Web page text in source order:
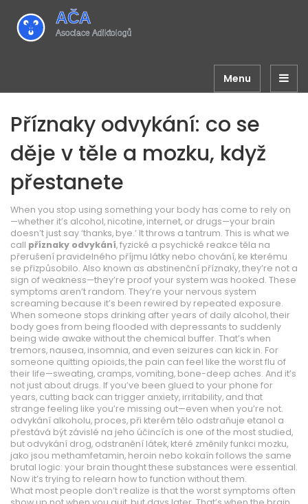
Menu
Příznaky odvykání: co se
děje v těle a mozku, když
přestanete
When you stop using something your body has come to rely on
—whether it’s alcohol, nicotine, internet, or drugs—your brain
doesn’t just say ‘thanks, bye.’ It throws a tantrum. This is what we
call příznaky odvykání,fyzické a psychické reakce těla na
přerušení pravidelného příjmu látky nebo chování, ke kterému
se přizpůsobilo. Also known as abstinenční příznaky, they’re not a
sign of weakness—they’re proof your system was hooked. These
symptoms aren’t random. They’re your nervous system
screaming because it’s been rewired by repeated exposure.
When someone stops drinking after years of daily alcohol, their
body goes from being flooded with depressants to suddenly
being wide awake without the chemical buffer. That’s when
tremors, nausea, insomnia, and even seizures can kick in. For
someone quitting opioids, the pain can feel like the worst flu of
their life—sweating, cramps, vomiting, bone-deep aches. And it’s
not just about drugs. If you’ve been glued to your phone for
years, cutting back can trigger anxiety, irritability, and that
strange feeling like you’re missing out—even when you’re not.
odvykání alkoholu, proces, při kterém tělo odstraňuje etanol a
přestává být závislé na jeho účincích is one of the most studied,
but odvykání drog, odstranění látek, které změnily funkci mozku,
jako jsou methamfetamin, heroin nebo kokaín follows the same
brutal logic: your brain thought these substances were essential.
Now it’s trying to relearn how to function without them.
What most people don’t realize is that the worst symptoms often